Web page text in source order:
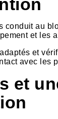
conduit au
et les
et
avec les
et